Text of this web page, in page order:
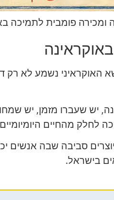
פומבית לתמיכה באוקראינה
האוקראיני נשמע לא
יש שעברו מזמן, יש
לחלק מהחיים
סביבה שבה אנשים
בישראל.